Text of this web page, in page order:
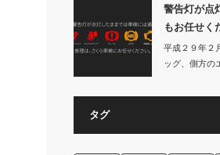
警告灯が点
もお任せく
平成２９年２
ッグ、側方の
タグ